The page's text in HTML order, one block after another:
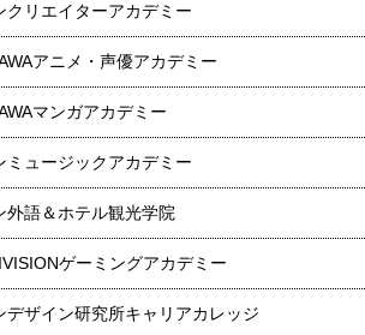
クリエイターアカデミー
アニメ・声優アカデミー
マンガアカデミー
ミュージックアカデミー
外語＆ホテル観光学院
ゲーミングアカデミー
デザイン研究所キャリアカレッジ